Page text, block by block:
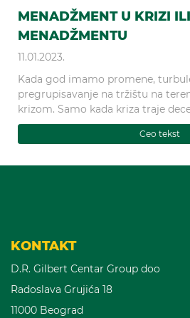
MENADŽMENT U KRIZI
MENADŽMENTU
11.01.2023.
Kada god imamo promene,
pregrupisavanje na tržištu na
krizom. Samo kada kriza traje
Balkanu najbolje znamo) onda je
Ceo tekst
KONTAKT
D.R. Gilbert Centar Group doo
Radoslava Grujića 18
11000 Beograd